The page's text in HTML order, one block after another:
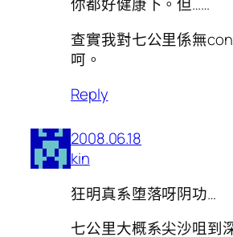
查實我對七公里係無
呵。
Reply
2008.06.18
kin
狂明真系堕落呀阴功…
七公里大概系尖沙咀到